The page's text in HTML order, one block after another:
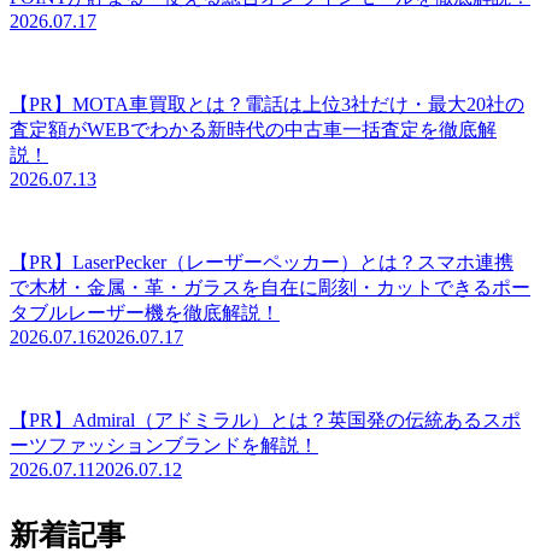
2026.07.17
【PR】MOTA車買取とは？電話は上位3社だけ・最大20社の
査定額がWEBでわかる新時代の中古車一括査定を徹底解
説！
2026.07.13
【PR】LaserPecker（レーザーペッカー）とは？スマホ連携
で木材・金属・革・ガラスを自在に彫刻・カットできるポー
タブルレーザー機を徹底解説！
2026.07.162026.07.17
【PR】Admiral（アドミラル）とは？英国発の伝統あるスポ
ーツファッションブランドを解説！
2026.07.11 2026.07.12
新着記事